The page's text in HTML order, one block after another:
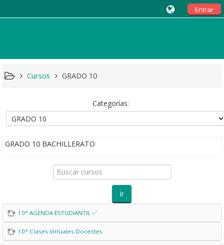
Entrar
Cursos GRADO 10
Categorías:
GRADO 10 BACHILLERATO
Buscar
cursos
Ir
10° AGENDA ESTUDIANTIL ✅
10° Clases Virtuales Docentes